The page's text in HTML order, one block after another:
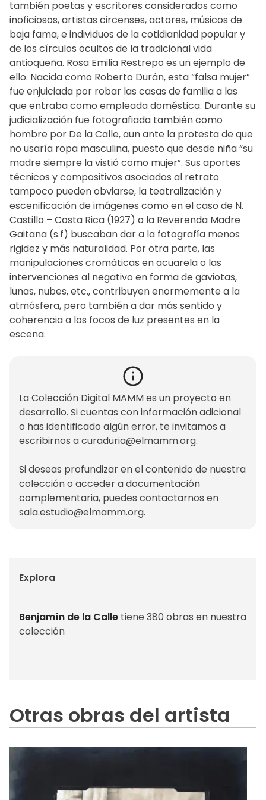
también poetas y escritores considerados como
inoficiosos, artistas circenses, actores, músicos de
baja fama, e individuos de la cotidianidad popular y
de los círculos ocultos de la tradicional vida
antioqueña. Rosa Emilia Restrepo es un ejemplo de
ello. Nacida como Roberto Durán, esta “falsa mujer”
fue enjuiciada por robar las casas de familia a las
que entraba como empleada doméstica. Durante su
judicialización fue fotografiada también como
hombre por De la Calle, aun ante la protesta de que
no usaría ropa masculina, puesto que desde niña “su
madre siempre la vistió como mujer”. Sus aportes
técnicos y compositivos asociados al retrato
tampoco pueden obviarse, la teatralización y
escenificación de imágenes como en el caso de N.
Castillo – Costa Rica (1927) o la Reverenda Madre
Gaitana (s.f) buscaban dar a la fotografía menos
rigidez y más naturalidad. Por otra parte, las
manipulaciones cromáticas en acuarela o las
intervenciones al negativo en forma de gaviotas,
lunas, nubes, etc., contribuyen enormemente a la
atmósfera, pero también a dar más sentido y
coherencia a los focos de luz presentes en la
escena.
La Colección Digital MAMM es un proyecto en
desarrollo. Si cuentas con información adicional
o has identificado algún error, te invitamos a
escribirnos acuraduria@elmamm.org.
Si deseas profundizar en el contenido de nuestra
colección o acceder a documentación
complementaria, puedes contactarnos en
sala.estudio@elmamm.org.
Explora
Benjamín de la Calle tiene 380 obras en nuestra
colección
Otras obras del artista